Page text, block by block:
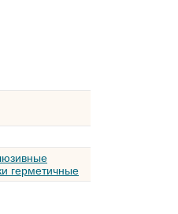
герметичные